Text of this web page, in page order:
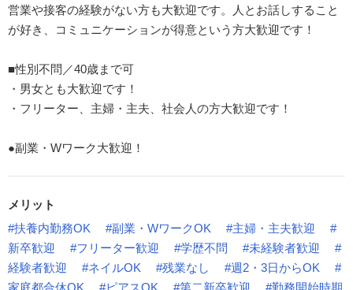
営業や接客の経験がない方も大歓迎です。人とお話しすること
が好き、コミュニケーションが得意という方大歓迎です！
■性別不問／40歳まで可
・男女とも大歓迎です！
・フリーター、主婦・主夫、社会人の方大歓迎です！
●副業・Wワーク大歓迎！
メリット
#扶養内勤務OK
#副業・WワークOK #主婦・主夫歓迎
#
新卒歓迎
#フリーター歓迎 #学歴不問 #未経験者歓迎
#
経験者歓迎
#ネイルOK #残業なし #週2・3日からOK
#
家庭都合休OK
#ピアスOK #第二新卒歓迎
#勤務開始時期